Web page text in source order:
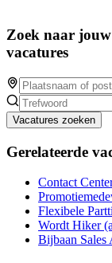
Zoek naar
vacatures
Vacatures zoeken
Gerelateerde
Contact
Flexibele
Wordt Hiker
Bijbaan